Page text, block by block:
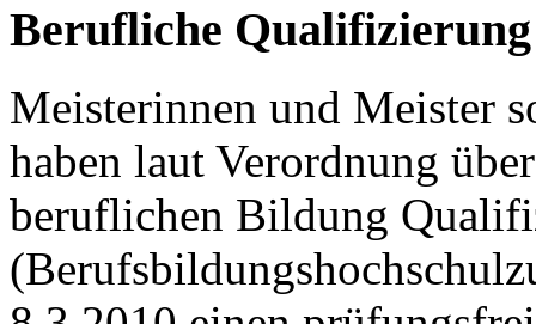
Berufliche Qualifizierung
Meisterinnen und Meister
haben laut Verordnung
beruflichen Bildung